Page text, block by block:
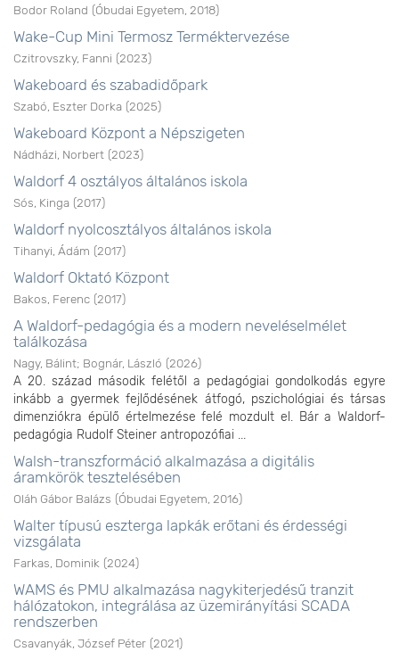
Bodor Roland (Óbudai Egyetem 2018)
Wake-Cup Mini Termosz Terméktervezése
Czitrovszky, Fanni (2023)
Wakeboard és szabadidőpark
Szabó, Eszter Dorka (2025)
Wakeboard Központ a Népszigeten
Nádházi, Norbert (2023)
Waldorf 4 osztályos általános iskola
Sós, Kinga (2017)
Waldorf nyolcosztályos általános iskola
Tihanyi, Ádám (2017)
Waldorf Oktató Központ
Bakos, Ferenc (2017)
A Waldorf-pedagógia és a modern neveléselmélet
találkozása
Nagy, Bálint; Bognár, László (2026)
A 20. század második felétől a pedagógiai gondolkodás egyre
inkább a gyermek fejlődésének átfogó, pszichológiai és társas
dimenziókra épülő értelmezése felé mozdult el. Bár a Waldorf-
pedagógia Rudolf Steiner antropozófiai ...
Walsh-transzformáció alkalmazása a digitális
áramkörök tesztelésében
Oláh Gábor Balázs (Óbudai Egyetem 2016)
Walter típusú eszterga lapkák erőtani és érdességi
vizsgálata
Farkas, Dominik (2024)
WAMS és PMU alkalmazása nagykiterjedésű tranzit
hálózatokon, integrálása az üzemirányítási SCADA
rendszerben
Csavanyák, József Péter (2021)